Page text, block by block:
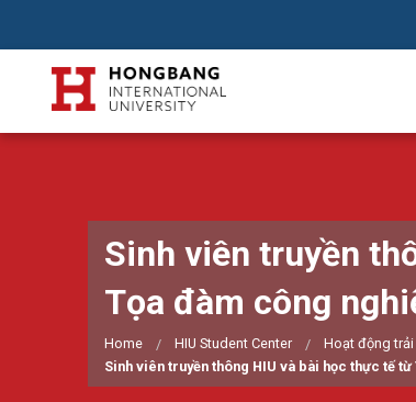
Sinh viên truyền
Tọa đàm công
Home HIU Student Center
Hoạt động
Sinh viên truyền thông HIU và bài học thực tế